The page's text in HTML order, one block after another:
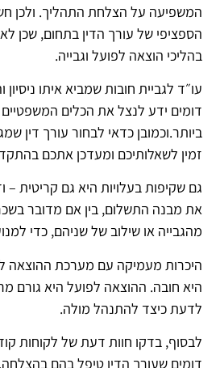
המשפיעה על הצלחת התהליך. ולכן
הספציפי של עורך הדין בתחום, שכן
בהליכי הוצאה לפועל וגבייה.
עו״ד לגביית חובות שמביא איתו
דומים ידע לנצל את הכלים המשפטיים
ביותר.וכמובן כדאי לבחור עורך דין
זמין לשאלותיכם ומעדכן אתכם
גם שקיפות בעלויות היא גם קריטית
את מבנה התשלום, בין אם מדובר
מהגבייה או שילוב של שניהם, כדי
היכרות מעמיקה עם מערכת ההוצאה
היא חובה. ההוצאה לפועל היא גורם
לדעת כיצד להתנהל מולה.
לבסוף, בדקו חוות דעת של לקוחות
דומים שעורך הדין טיפל בהם בהצלחה.